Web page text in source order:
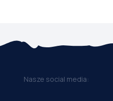
Nasze social media: